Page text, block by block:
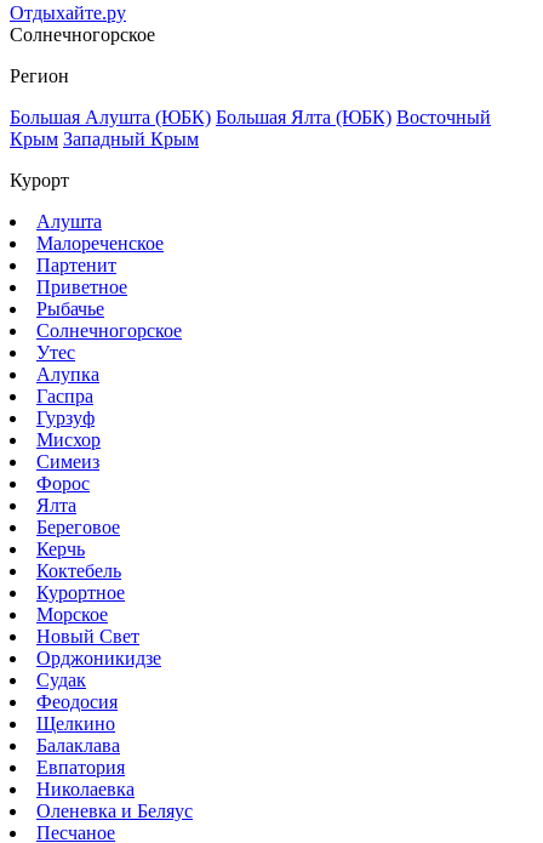
Отдыхайте.ру
Солнечногорское
Регион
Большая Алушта (ЮБК) Большая Ялта (ЮБК) Восточный
Крым Западный Крым
Курорт
Алушта
Малореченское
Партенит
Приветное
Рыбачье
Солнечногорское
Утес
Алупка
Гаспра
Гурзуф
Мисхор
Симеиз
Форос
Ялта
Береговое
Керчь
Коктебель
Курортное
Морское
Новый Свет
Орджоникидзе
Судак
Феодосия
Щелкино
Балаклава
Евпатория
Николаевка
Оленевка и Беляус
Песчаное